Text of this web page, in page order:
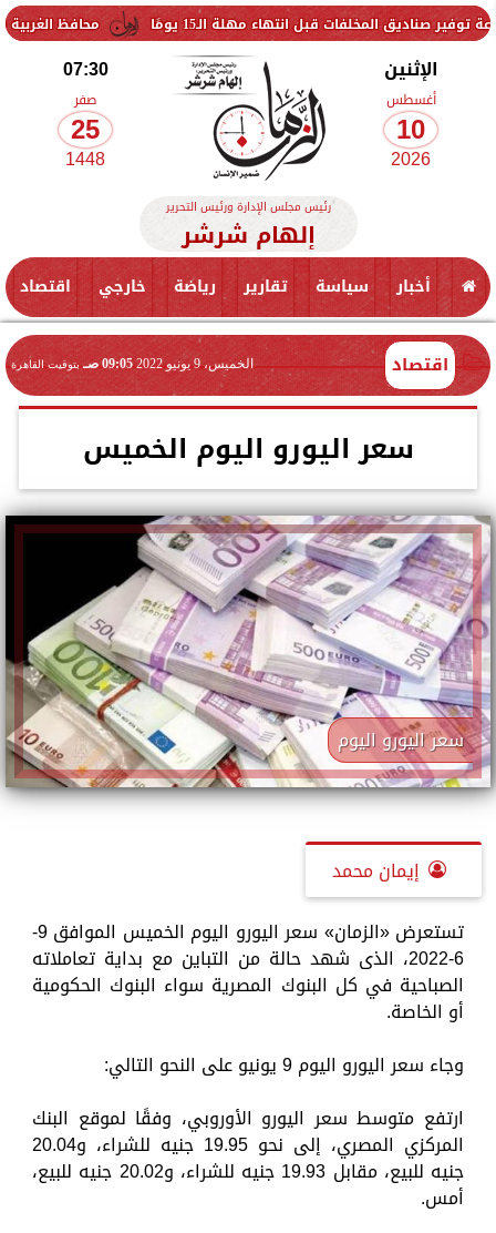
محافظ الغربية يتفقد حزمة قبل انتهاء مهلة الـ15 يومًا
الإثنين
أغسطس
10
2026
07:30
صفر
25
1448
رئيس مجلس الإدارة ورئيس التحرير
إلهام شرشر
أخبار سياسة تقارير رياضة خارجي اقتصاد
اقتصاد الخميس، 9 يونيو 2022 09:05 صـ بتوقيت القاهرة
سعر اليورو اليوم الخميس
سعر اليورو اليوم
إيمان محمد
تستعرض «الزمان» سعر اليورو اليوم الخميس الموافق 9-
6-2022، الذى شهد حالة من التباين مع بداية تعاملاته
الصباحية في كل البنوك المصرية سواء البنوك الحكومية
أو الخاصة.
وجاء سعر اليورو اليوم 9 يونيو على النحو التالي:
ارتفع متوسط سعر اليورو الأوروبي، وفقًا لموقع البنك
المركزي المصري، إلى نحو 19.95 جنيه للشراء، و20.04
جنيه للبيع، مقابل 19.93 جنيه للشراء، و20.02 جنيه للبيع،
أمس.